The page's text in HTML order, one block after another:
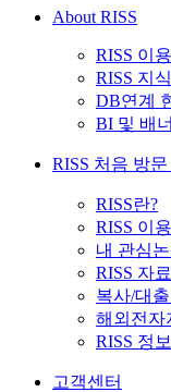
About RISS
RISS 이
RISS 지
DB연계
BI 및 배
RISS 처음 방
RISS란?
RISS 이
내 관심
RISS 자
복사/대
해외전자
RISS 정
고객센터